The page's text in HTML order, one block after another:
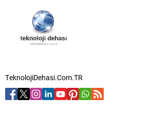
TeknolojiDehasi.Com.TR